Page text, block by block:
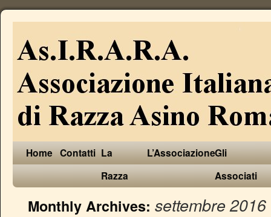
Home Contatti La
Razza
L’AssociazioneGli
Associati
Monthly Archives: settembre 2016